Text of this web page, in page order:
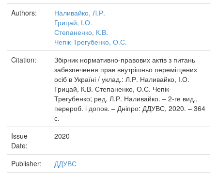
Authors:
Наливайко, Л.Р.
Грицай, І.О.
Степаненко, К.В.
Чепік-Трегубенко, О.С.
Citation:
Збірник нормативно-правових актів з питань
забезпечення прав внутрішньо переміщених
осіб в Україні / уклад.: Л.Р. Наливайко, І.О.
Грицай, К.В. Степаненко, О.С. Чепік-
Трегубенко; ред. Л.Р. Наливайко. – 2-ге вид.,
перероб. і допов. – Дніпро: ДДУВС, 2020. – 364
с.
Issue
Date:
2020
Publisher:
ДДУВС